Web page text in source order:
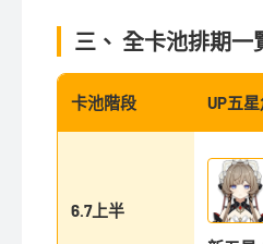
三、 全卡池排期一
卡池階段 UP五
6.7上半